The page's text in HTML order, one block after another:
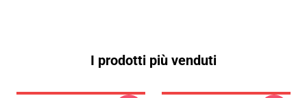
I prodotti più venduti